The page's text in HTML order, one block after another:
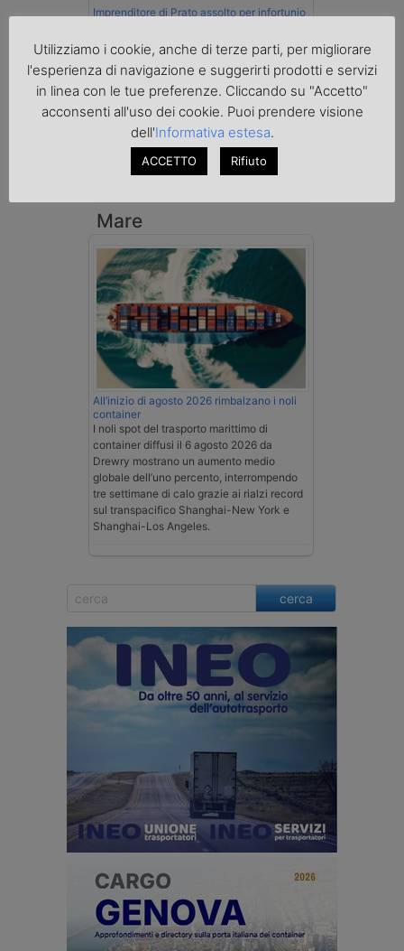
Imprenditore di Prato assolto per infortunio
Cassazione conferma validità multe per
velocità col cronotachigrafo
La Cassazione conferma la qualifica di
spedizioniere-vettore
Esenzione Iva nei trasporti internazionali
su tutta la filiera
Mare
All’inizio di agosto 2026 rimbalzano i noli
container
I noli spot del trasporto marittimo di
container diffusi il 6 agosto 2026 da
Drewry mostrano un aumento medio
globale dell’uno percento, interrompendo
tre settimane di calo grazie ai rialzi record
sul transpacifico Shanghai-New York e
Shanghai-Los Angeles.
cerca
Utilizziamo i cookie, anche di terze parti, per migliorare
l'esperienza di navigazione e suggerirti prodotti e servizi
in linea con le tue preferenze. Cliccando su "Accetto"
acconsenti all'uso dei cookie. Puoi prendere visione
dell'Informativa estesa.
ACCETTO Rifiuto